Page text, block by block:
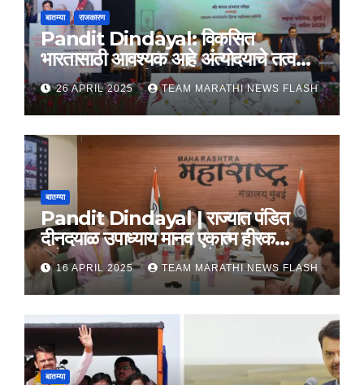
बातम्या राजकारण
Pandit Dindayal: विकसित
भारतासाठी आवश्यक आहे अंत्योदयाचे तत्वज्ञान
– राज्यपाल सी. पी. राधाकृष्णन
26 APRIL 2025 TEAM MARATHI NEWS FLASH
बातम्या
Pandit Dindayal | राज्यात पंडित
दीनदयाळ उपाध्याय मानव एकात्म हीरक
महोत्सव, 22-25 दरम्यान होणार साजरा
16 APRIL 2025 TEAM MARATHI NEWS FLASH
बातम्या